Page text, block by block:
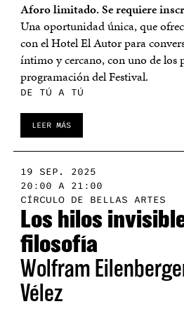
Aforo limitado. Se requiere
Una oportunidad única, que
con el Hotel El Autor para
íntimo y cercano, con uno de los
programación del Festival.
DE TÚ A TÚ
LEER MÁS
19 SEP. 2025
20:00 A 21:00
CÍRCULO DE BELLAS ARTES
Los hilos
filosofía
Wolfram
Vélez